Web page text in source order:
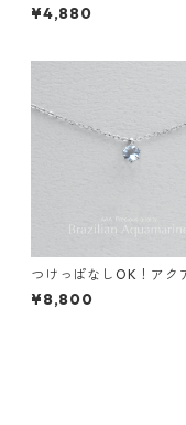
アメジスト サージカルス
レス 金属アレルギー 誕
¥4,880
つけっぱなしOK！アク
ン 一粒ネックレス 金属
ギー対応 サージカルス
¥8,800